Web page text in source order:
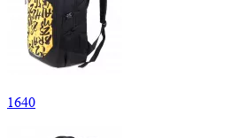
1640